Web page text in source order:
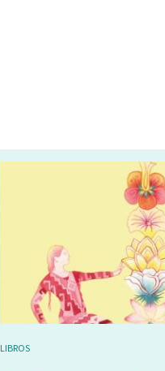
LIBROS